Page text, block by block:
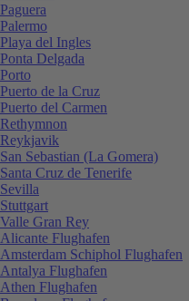
Paguera
Palermo
Playa del Ingles
Ponta Delgada
Porto
Puerto de la Cruz
Puerto del Carmen
Rethymnon
Reykjavik
San Sebastian (La Gomera)
Santa Cruz de Tenerife
Sevilla
Stuttgart
Valle Gran Rey
Alicante Flughafen
Amsterdam Schiphol Flughafen
Antalya Flughafen
Athen Flughafen